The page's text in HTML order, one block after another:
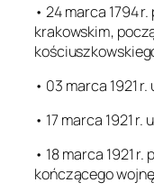
• 24 marca 1794
krakowskim,
• 03 marca 1921
• 17 marca 1921
• 18 marca 1921
kończącego